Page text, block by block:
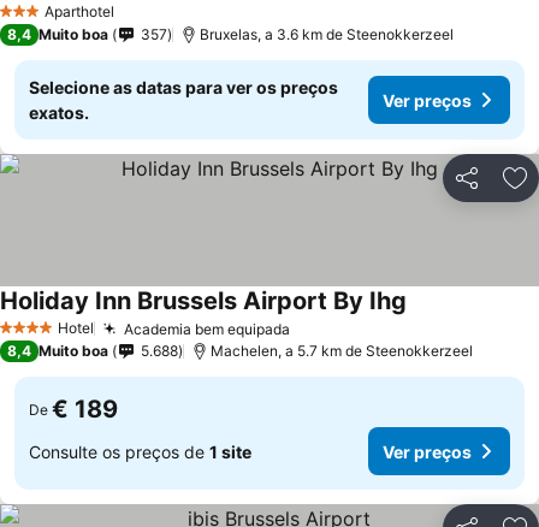
3 EstrelasAparthotel
8,4 Muito boa 357 Bruxelas, a 3.6 km de Steenokkerzeel
Selecione as datas para ver os preços
exatos.
Ver preços
Partilhar
4 EstrelasHotel Academia bem equipada
Holiday Inn Brussels Airport By Ihg
8,4 Muito boa 5.688 Machelen, a 5.7 km de Steenokkerzeel
De € 189
Consulte os preços de 1 site Ver preços